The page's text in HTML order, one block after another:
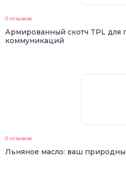
0 отзывов
Армированный скотч TPL для
коммуникаций
0 отзывов
Льняное масло: ваш